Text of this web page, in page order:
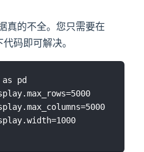
真的不全。您只需要在
码即可解决。
pd